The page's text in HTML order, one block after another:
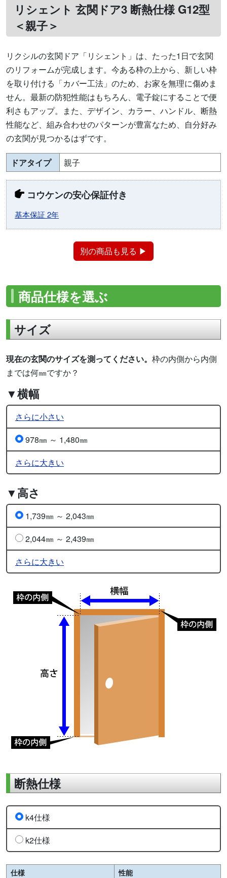
リシェント 玄関ドア3 断熱仕様 G12型
＜親子＞
リクシルの玄関ドア「リシェント」は、たった1日で玄関
のリフォームが完成します。今ある枠の上から、新しい枠
を取り付ける「カバー工法」のため、お家を無理に傷めま
せん。最新の防犯性能はもちろん、電子錠にすることで便
利さもアップ。また、デザイン、カラー、ハンドル、断熱
性能など、組み合わせのパターンが豊富なため、自分好み
の玄関が見つかるはずです。
ドアタイプ 親子
コウケンの安心保証付き
基本保証 2年
別の商品も見る ▶
商品仕様を選ぶ
サイズ
現在の玄関のサイズを測ってください。 枠の内側から内側
までは何㎜ですか？
▼横幅
さらに小さい
978㎜ ～ 1,480㎜
さらに大きい
▼高さ
1,739㎜ ～ 2,043㎜
2,044㎜ ～ 2,439㎜
さらに大きい
断熱仕様
仕様 性能
k4仕様
k2仕様